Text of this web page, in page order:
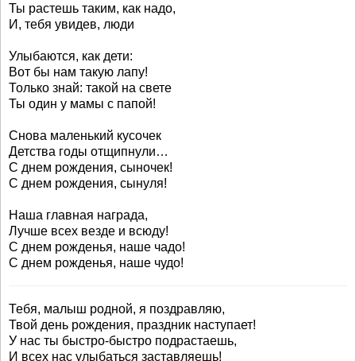
Ты растешь таким, как надо,
И, тебя увидев, люди
Улыбаются, как дети:
Вот бы нам такую лапу!
Только знай: такой на свете
Ты один у мамы с папой!
Снова маленький кусочек
Детства годы отщипнули…
С днем рождения, сыночек!
С днем рождения, сынуля!
Наша главная награда,
Лучше всех везде и всюду!
С днем рожденья, наше чадо!
С днем рожденья, наше чудо!
Тебя, малыш родной, я поздравляю,
Твой день рождения, праздник наступает!
У нас ты быстро-быстро подрастаешь,
И всех нас улыбаться заставляешь!